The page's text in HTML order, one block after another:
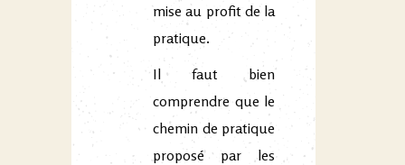
mise au profit de la
pratique.
Il faut bien
comprendre que le
chemin de pratique
proposé par les